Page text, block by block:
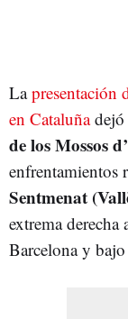
Lapresentación
en Cataluñadejó
de los Mossos
enfrentamientos
Sentmenat
extrema derecha
Barcelona y